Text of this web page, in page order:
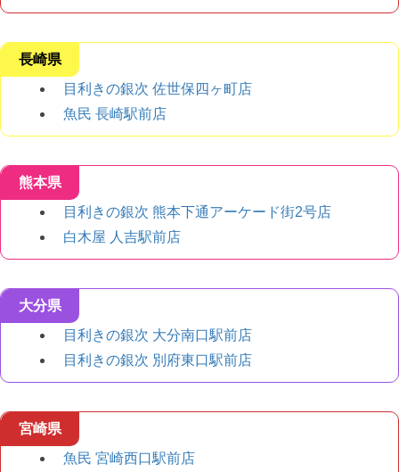
長崎県
目利きの銀次 佐世保四ヶ町店
魚民 長崎駅前店
熊本県
目利きの銀次 熊本下通アーケード街2号店
白木屋 人吉駅前店
大分県
目利きの銀次 大分南口駅前店
目利きの銀次 別府東口駅前店
宮崎県
魚民 宮崎西口駅前店